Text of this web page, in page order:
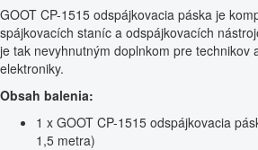
GOOT CP-1515 odspájkovacia páska je
spájkovacích staníc a odspájkovacích
je tak nevyhnutným doplnkom pre technikov
elektroniky.
Obsah balenia:
1 x GOOT CP-1515 odspájkovacia
1,5 metra)